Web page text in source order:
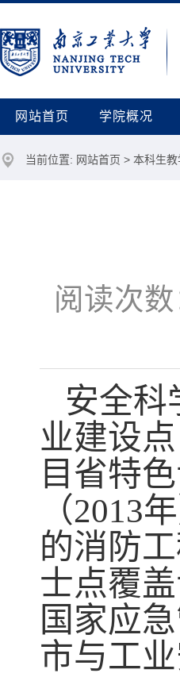
网站首页 学院概况
当前位置: 网站首页 > 本科生教
阅读次数
安全科
业建设
目省特
（2013
的消防
士点覆
国家应
市与工